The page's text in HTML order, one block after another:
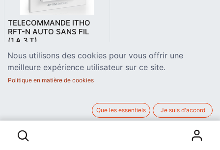
TELECOMMANDE ITHO
RFT-N AUTO SANS FIL
(1,A,3,T)
Télécommande sans fil avec
position 1, AUTO, 3 et Timer
(10', 20' ou 30') pour groupe
de ventilation ITHO
DAALDEROP simple flux
108,00€
Nous utilisons des cookies pour vous offrir une
meilleure expérience utilisateur sur ce site.
Politique en matière de cookies
Que les essentiels Je suis d'accord